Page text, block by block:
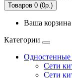
Товаров 0 (0р.)
Ваша корзина
Категории
Одностенные
Сети
Сети